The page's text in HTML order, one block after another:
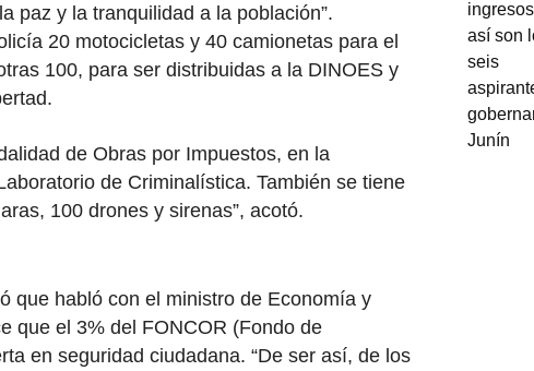
paz y la tranquilidad a la población”.
20 motocicletas y 40 camionetas para el
100, para ser distribuidas a la DINOES y
de Obras por Impuestos, en la
de Criminalística. También se tiene
100 drones y sirenas”, acotó.
que habló con el ministro de Economía y
que el 3% del FONCOR (Fondo de
en seguridad ciudadana. “De ser así, de los